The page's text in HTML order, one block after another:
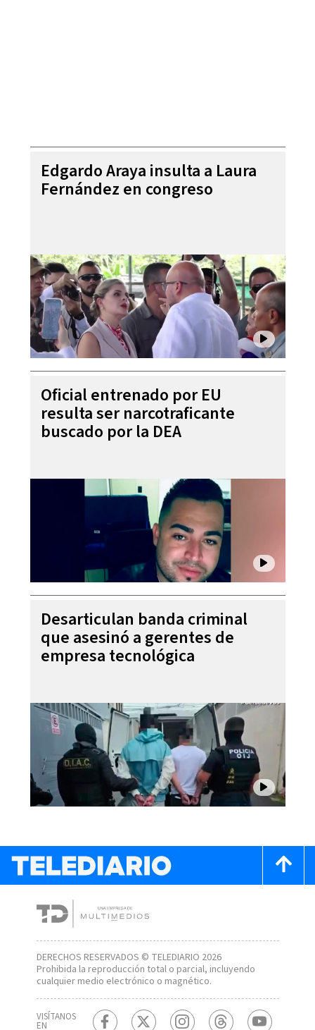
Edgardo Araya insulta a Laura
Fernández en congreso
Oficial entrenado por EU
resulta ser narcotraficante
buscado por la DEA
Desarticulan banda criminal
que asesinó a gerentes de
empresa tecnológica
DERECHOS RESERVADOS © TELEDIARIO 2026
Prohibida la reproducción total o parcial, incluyendo
cualquier medio electrónico o magnético.
VISÍTANOS
EN